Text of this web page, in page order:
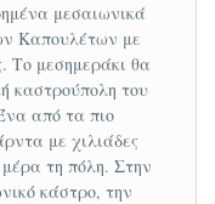
την τόση
ότι θα
έχει να
χαθείτε μέσα
φορές
μεσαιωνικά
Καπουλέτων με
Το μεσημεράκι θα
καστρούπολη του
από τα πιο
με χιλιάδες
τη πόλη. Στην
κάστρο, την